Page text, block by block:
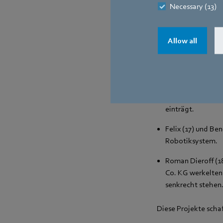
Necessary (13)
Allow all
Noah Neff (18),
haben in ihrer
Herrmann (16)
einträgt.
Felix (17) und
Robotiksystem.
Roman Dieroff
Co. KG
senkrecht stehen.
Diese Projekte